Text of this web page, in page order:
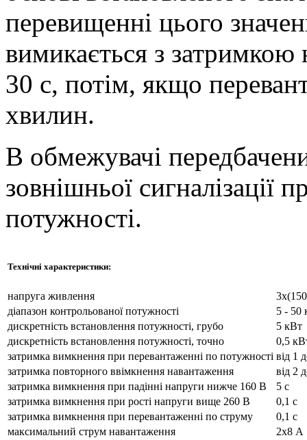
перевищенні цього
вимикається з
30 с, потім, якщо
хвилин.
В обмежувачі
зовнішньої сигналізації
потужності.
Технічні характеристики:
напруга живлення
діапазон контрольованої потужності
5 - 50
дискретність встановлення потужності, грубо
5 кВт
дискретність встановлення потужності, точно
0,5
затримка вимкнення при перевантаженні по потужності від 1
затримка повторного ввімкнення навантаження
від 2
затримка вимкнення при падінні напруги нижче 160 В
5 с
затримка вимкнення при рості напруги вище 260 В
0,1 с
затримка вимкнення при перевантаженні по струму
0,1 с
максимальний струм навантаження
2х8 А